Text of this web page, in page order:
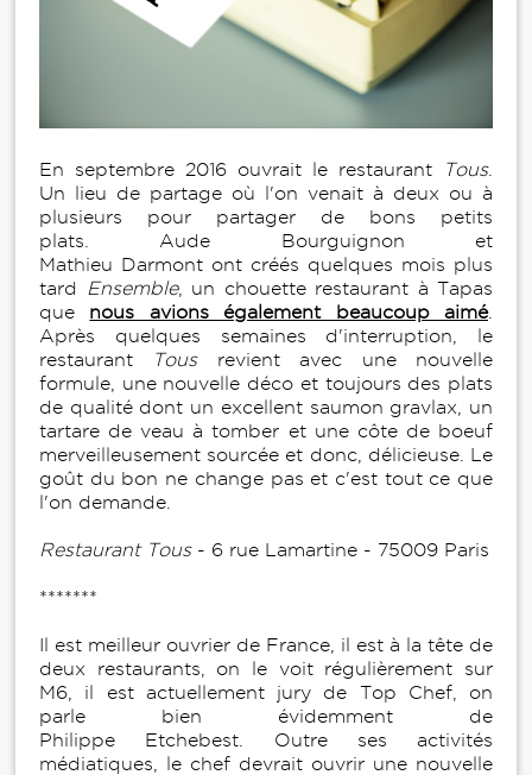
En septembre 2016 ouvrait le restaurant Tous.
Un lieu de partage où l'on venait à deux ou à
plusieurs pour partager de bons petits
plats. Aude Bourguignon et
Mathieu Darmont ont créés quelques mois plus
tard
Ensemble, un chouette restaurant à Tapas
que nous avions également beaucoup aimé.
Après quelques semaines d'interruption, le
restaurant
Tousrevient avec une nouvelle
formule, une nouvelle déco et toujours des plats
de qualité dont un excellent saumon gravlax, un
tartare de veau à tomber et une côte de boeuf
merveilleusement sourcée et donc, délicieuse. Le
goût du bon ne change pas et c'est tout ce que
l'on demande.
Restaurant Tous- 6 rue Lamartine - 75009 Paris
*******
Il est meilleur ouvrier de France, il est à la tête de
deux restaurants, on le voit régulièrement sur
M6, il est actuellement jury de Top Chef, on
parle bien évidemment de
Philippe Etchebest. Outre ses activités
médiatiques, le chef devrait ouvrir une nouvelle